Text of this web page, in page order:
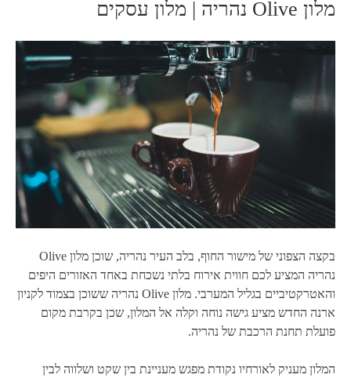
מלון Olive נהריה | מלון עסקים
בקצה הצפוני של מישור החוף, בלב העיר נהריה, שוכן מלון Olive
נהריה המציע לכם חווית אירוח בלתי נשכחת באחד האזורים היפים
והאטרקטיביים בגליל המערבי. מלון Olive נהריה ששוכן בצמוד לקניון
ארנה החדש מציע גישה נוחה וקלה אל המלון, שכן בקרבת מקום
פועלת תחנת הרכבת של נהריה.
המלון מעניק לאורחיו נקודת מפגש מעניינת בין שקט ושלווה לבין